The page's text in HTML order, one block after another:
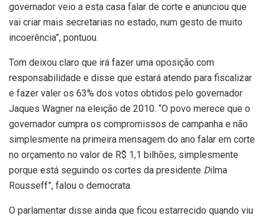
governador veio a esta casa falar de corte e anunciou que
vai criar mais secretarias no estado, num gesto de muito
incoerência”, pontuou.
Tom deixou claro que irá fazer uma oposição com
responsabilidade e disse que estará atendo para fiscalizar
e fazer valer os 63% dos votos obtidos pelo governador
Jaques Wagner na eleição de 2010. “O povo merece que o
governador cumpra os compromissos de campanha e não
simplesmente na primeira mensagem do ano falar em corte
no orçamento no valor de R$ 1,1 bilhões, simplesmente
porque está seguindo os cortes da presidente Dilma
Rousseff”, falou o democrata.
O parlamentar disse ainda que ficou estarrecido quando viu